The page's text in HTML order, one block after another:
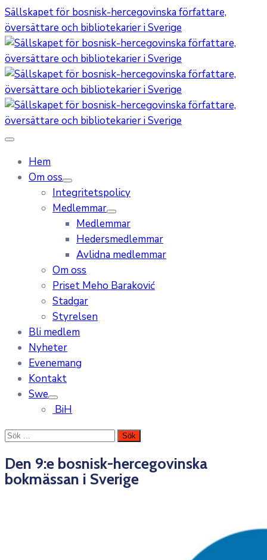
Sällskapet för bosnisk-hercegovinska författare,
översättare och bibliotekarier i Sverige
Hem
Om oss
Integritetspolicy
Medlemmar
Medlemmar
Hedersmedlemmar
Avlidna medlemmar
Om oss
Priset Meho Baraković
Stadgar
Styrelsen
Bli medlem
Nyheter
Evenemang
Kontakt
Swe
BiH
Den 9:e bosnisk-hercegovinska
bokmässan i Sverige